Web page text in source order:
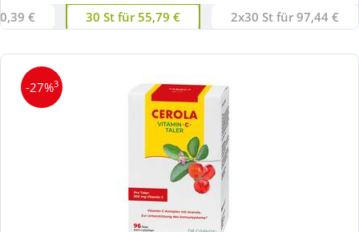
€ 30 St für 55,79 € 2x30 St für 97,44 €
-27%3